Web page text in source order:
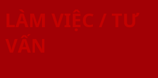
VIỆC / TƯ
VẤN